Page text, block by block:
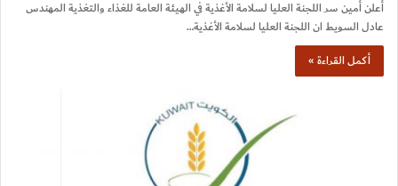
أعلن أمين سر اللجنة العليا لسلامة الأغذية في الهيئة العامة للغذاء والتغذية المهندس
عادل السويط ان اللجنة العليا لسلامة الأغذية…
أكمل القراءة »